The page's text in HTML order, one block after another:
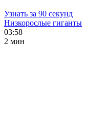
Узнать за 90 секунд
Низкорослые гиганты
03:58
2 мин